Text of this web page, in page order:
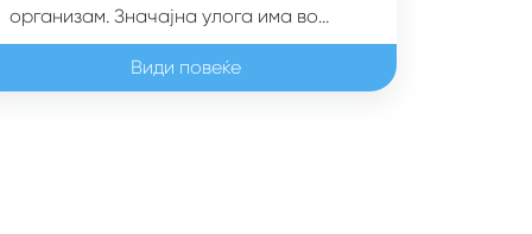
организам. Значајна улога има во
процесот на делба на клетките, а
особено во процесите на
Види повеќе